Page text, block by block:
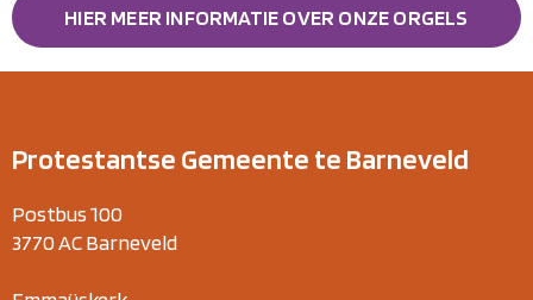
HIER MEER INFORMATIE OVER ONZE ORGELS
Protestantse Gemeente te Barneveld
Postbus 100
3770 AC Barneveld